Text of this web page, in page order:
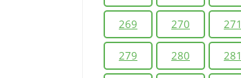
269 270 271
279 280 281